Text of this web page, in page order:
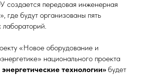
создается передовая инженерная
будут организованы пять
лабораторий.
«Новое оборудование и
национального проекта
технологии» будет